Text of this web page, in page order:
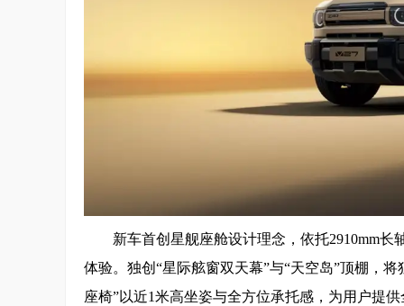
新车首创星舰座舱设计理念，依托2910mm
体验。独创“星际舷窗双天幕”与“天空岛”顶棚，
座椅”以近1米高坐姿与全方位承托感，为用户提